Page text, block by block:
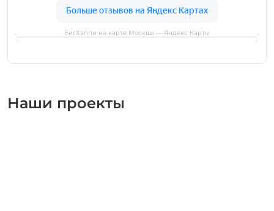
БигХэппи на карте Москвы — Яндекс Карты
Наши проекты